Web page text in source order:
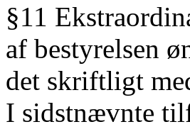
§11
af bestyrelsen
det skriftligt
I sidstnævnte